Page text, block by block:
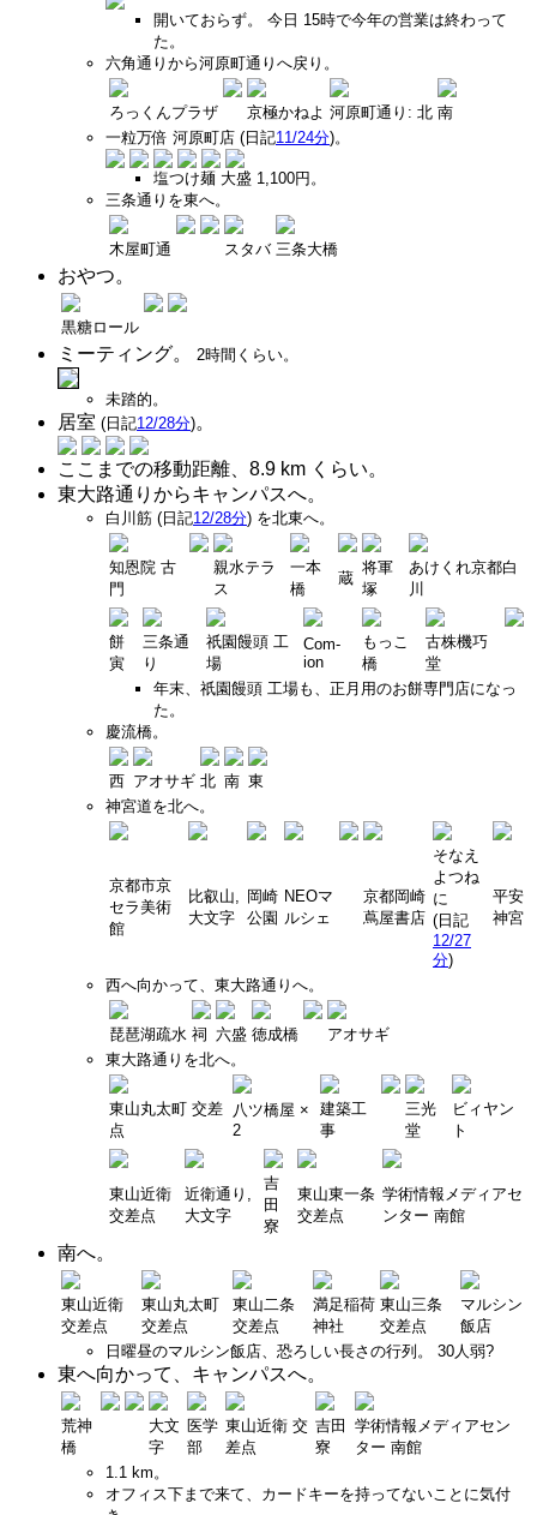
開いておらず。 今日 15時で今年の営業は終わって
た。
六角通りから河原町通りへ戻り。
ろっくんプラザ 京極かねよ 河原町通り: 北 南
一粒万倍 河原町店 (日記11/24分)。
塩つけ麺 大盛 1,100円。
三条通りを東へ。
木屋町通 スタバ 三条大橋
おやつ。
黒糖ロール
ミーティング。 2時間くらい。
未踏的。
居室 (日記12/28分)。
ここまでの移動距離、8.9 km くらい。
東大路通りからキャンパスへ。
白川筋 (日記12/28分) を北東へ。
知恩院 古
門
親水テラ
ス
一本
橋
蔵
将軍
塚
あけくれ京都白
川
餅
寅
三条通
り
祇園饅頭 工
場
Com-
ion
もっこ
橋
古株機巧
堂
年末、祇園饅頭 工場も、正月用のお餅専門店になっ
た。
慶流橋。
西 アオサギ 北 南 東
神宮道を北へ。
京都市京
セラ美術
館
比叡山,
大文字
岡崎
公園
NEOマ
ルシェ
京都岡崎
蔦屋書店
そなえ
よつね
に
(日記
12/27
分)
平安
神宮
西へ向かって、東大路通りへ。
琵琶湖疏水 祠 六盛 徳成橋
アオサギ
東大路通りを北へ。
東山丸太町 交差
点
八ツ橋屋 ×
2
建築工
事
三光
堂
ビィヤン
ト
東山近衛
交差点
近衛通り,
大文字
吉
田
寮
東山東一条
交差点
学術情報メディアセ
ンター 南館
南へ。
東山近衛
交差点
東山丸太町
交差点
東山二条
交差点
満足稲荷
神社
東山三条
交差点
マルシン
飯店
日曜昼のマルシン飯店、恐ろしい長さの行列。 30人弱?
東へ向かって、キャンパスへ。
荒神
橋
大文
字
医学
部
東山近衛 交
差点
吉田
寮
学術情報メディアセン
ター 南館
1.1 km。
オフィス下まで来て、カードキーを持ってないことに気付